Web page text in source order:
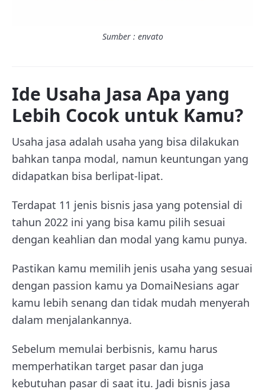
Sumber : envato
Ide Usaha Jasa Apa yang
Lebih Cocok untuk Kamu?
Usaha jasa adalah usaha yang bisa dilakukan
bahkan tanpa modal, namun keuntungan yang
didapatkan bisa berlipat-lipat.
Terdapat 11 jenis bisnis jasa yang potensial di
tahun 2022 ini yang bisa kamu pilih sesuai
dengan keahlian dan modal yang kamu punya.
Pastikan kamu memilih jenis usaha yang sesuai
dengan passion kamu ya DomaiNesians agar
kamu lebih senang dan tidak mudah menyerah
dalam menjalankannya.
Sebelum memulai berbisnis, kamu harus
memperhatikan target pasar dan juga
kebutuhan pasar di saat itu. Jadi bisnis jasa